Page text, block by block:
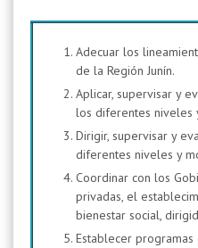
Adecuar los
de la Región Junín.
Aplicar, supervisar y
los diferentes niveles
Dirigir, supervisar y
diferentes niveles y
Coordinar con los
privadas, el
bienestar social,
Establecer